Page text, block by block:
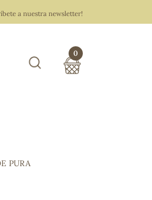
a nuestra newsletter!
0
PURA